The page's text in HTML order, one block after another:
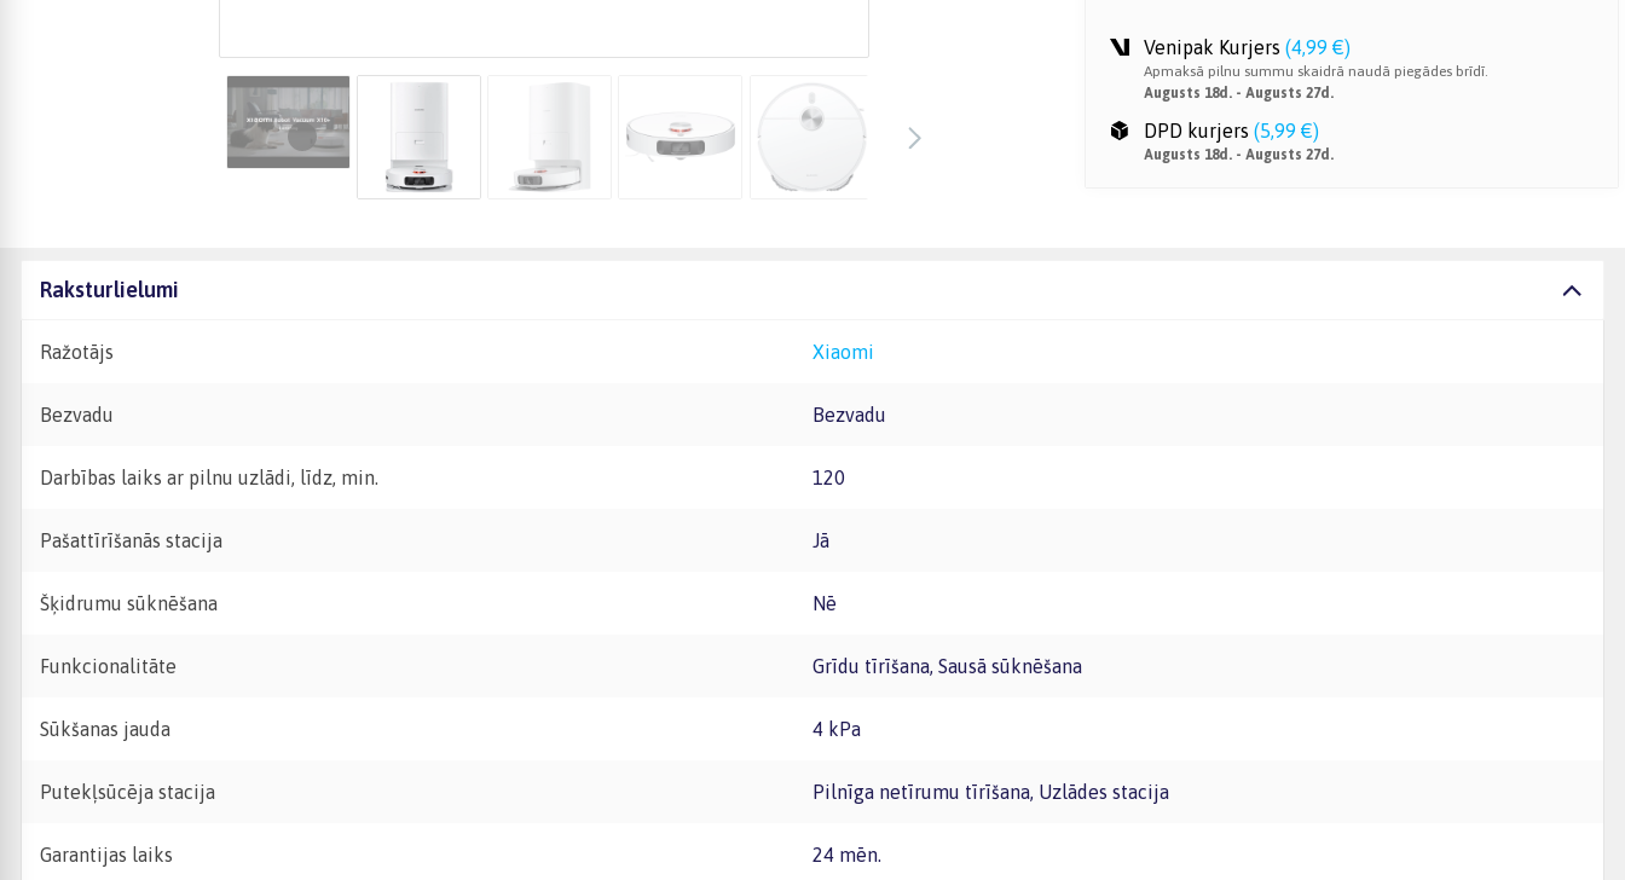
Venipak Kurjers (4,99 €)
Apmaksā pilnu summu skaidrā naudā piegādes brīdī.
Augusts 18d. - Augusts 27d.
DPD kurjers (5,99 €)
Augusts 18d. - Augusts 27d.
Raksturlielumi
Ražotājs Xiaomi
Bezvadu Bezvadu
Darbības laiks ar pilnu uzlādi, līdz, min. 120
Pašattīrīšanās stacija Jā
Šķidrumu sūknēšana Nē
Funkcionalitāte Grīdu tīrīšana, Sausā sūknēšana
Sūkšanas jauda 4 kPa
Putekļsūcēja stacija Pilnīga netīrumu tīrīšana, Uzlādes stacija
Garantijas laiks 24 mēn.